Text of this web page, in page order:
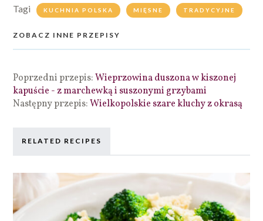
Tagi KUCHNIA POLSKA MIĘSNE TRADYCYJNE
ZOBACZ INNE PRZEPISY
Poprzedni przepis:Wieprzowina duszona w kiszonej
kapuście - z marchewką i suszonymi grzybami
Następny przepis:Wielkopolskie szare kluchy z okrasą
RELATED RECIPES